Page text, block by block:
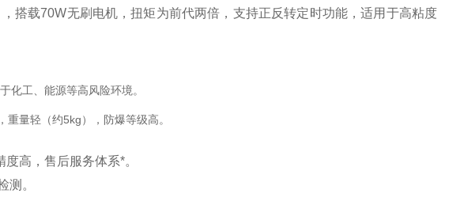
，搭载70W无刷电机，扭矩为前代两倍，支持正反转定时功能，适用于高粘度
化工、能源等高风险环境‌。
重量轻（约5kg），防爆等级高‌。
高，售后服务体系*‌。
测‌。